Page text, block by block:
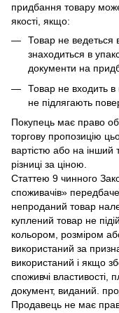
придбання товару
якості, якщо:
Товар не ведеться
знаходиться в
документи на
Товар не входить в
не підлягають
Покупець має право
торгову пропозицію
вартістю або на
різниці за ціною.
Статтею 9 чинного
споживачів»
непроданий товар
куплений товар не
кольором, розміром
використаний за
використаний і якщо
споживчі властивості,
документ, виданий.
Продавець не має